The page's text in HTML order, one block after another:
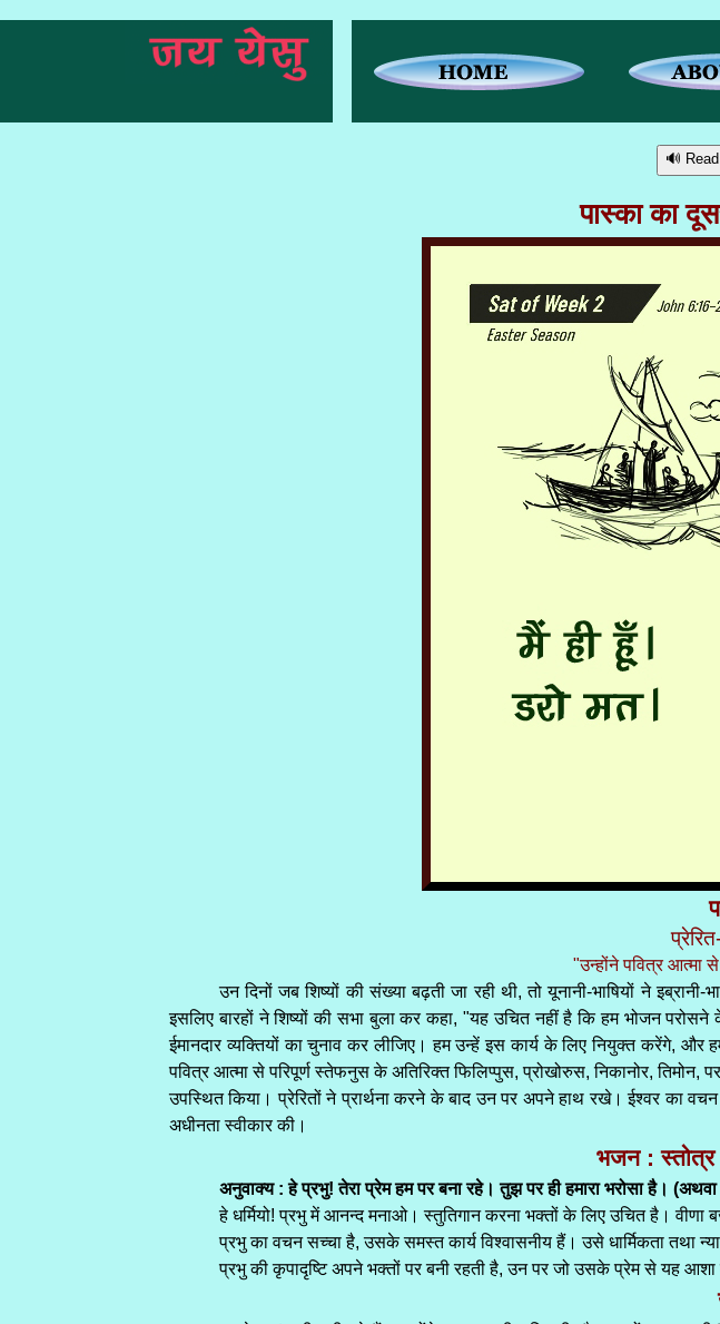
🔊
पास्का का
"उन्होंने पवित्र आत्मा
उन दिनों जब शिष्यों की संख्या बढ़ती जा रही थी, तो यूनानी-भाषियों ने
इसलिए बारहों ने शिष्यों की सभा बुला कर कहा, "यह उचित नहीं है कि हम भोजन
ईमानदार व्यक्तियों का चुनाव कर लीजिए। हम उन्हें इस कार्य के लिए नियुक्त करेंगे,
पवित्र आत्मा से परिपूर्ण स्तेफनुस के अतिरिक्त फिलिप्पुस, प्रोखोरुस, निकानोर, तिमोन,
उपस्थित किया। प्रेरितों ने प्रार्थना करने के बाद उन पर अपने हाथ रखे। ईश्वर का
अधीनता स्वीकार की।
भजन :
अनुवाक्य : हे प्रभु! तेरा प्रेम हम पर बना रहे। तुझ पर ही हमारा भरोसा है।
हे धर्मियो! प्रभु में आनन्द मनाओ। स्तुतिगान करना भक्तों के लिए उचित है। वीणा
प्रभु का वचन सच्चा है, उसके समस्त कार्य विश्वासनीय हैं। उसे धार्मिकता तथा
प्रभु की कृपादृष्टि अपने भक्तों पर बनी रहती है, उन पर जो उसके प्रेम से यह